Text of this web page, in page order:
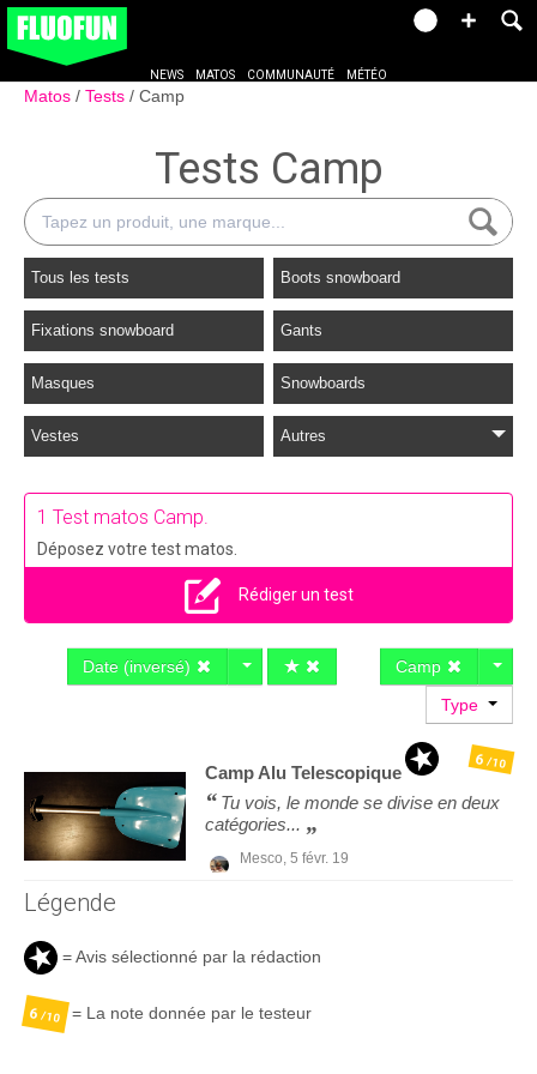
NEWS MATOS COMMUNAUTÉ MÉTÉO
Matos Tests Camp
Tests Camp
Tous les tests Boots snowboard
Fixations snowboard Gants
Masques Snowboards
Vestes Autres
1 Test matos Camp.
Déposez votre test matos.
Rédiger un test
Date (inversé)
Camp
Type
Camp Alu Telescopique
Tu vois, le monde se divise en deux
catégories...
Mesco, 5 févr. 19
6/10
Légende
= Avis sélectionné par la rédaction
6/10 = La note donnée par le testeur